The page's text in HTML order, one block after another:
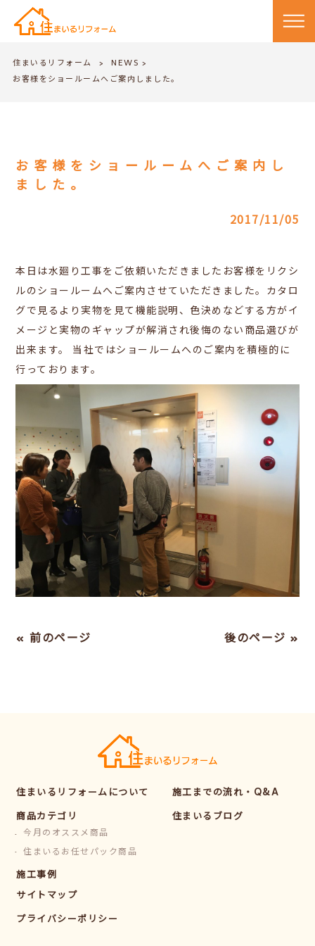
住まいるリフォーム > NEWS >
お客様をショールームへご案内しました。
お客様をショールームへご案内し
ました。
2017/11/05
本日は水廻り工事をご依頼いただきましたお客様をリクシ
ルのショールームへご案内させていただきました。カタロ
グで見るより実物を見て機能説明、色決めなどする方がイ
メージと実物のギャップが解消され後悔のない商品選びが
出来ます。
当社ではショールームへのご案内を積極的に
行っております。
« 前のページ 後のページ »
住まいるリフォームについて
商品カテゴリ
今月のオススメ商品
住まいるお任せパック商品
施工事例
施工までの流れ・Q&A
住まいるブログ
サイトマップ
プライバシーポリシー